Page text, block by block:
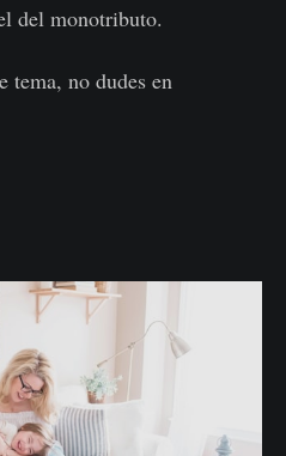
del monotributo.
tema, no dudes en